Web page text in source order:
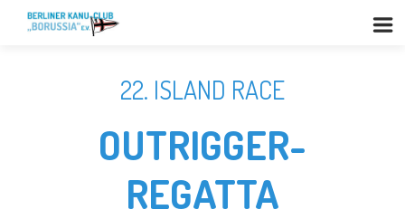
22. ISLAND RACE
OUTRIGGER-
REGATTA